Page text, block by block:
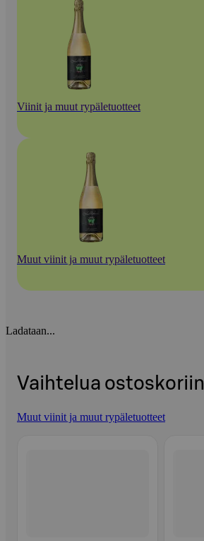
Viinit ja muut rypäletuotteet
Muut viinit ja muut rypäletuotteet
Ladataan...
Vaihtelua ostoskoriin
Muut viinit ja muut rypäletuotteet